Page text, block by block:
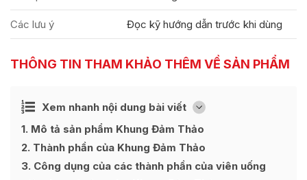
Các lưu ý Đọc kỹ hướng dẫn trước khi dùng
THÔNG TIN THAM KHẢO THÊM VỀ SẢN PHẨM
Xem nhanh nội dung bài viết [
Ẩn
1 Mô tả sản phẩm Khung Đảm Thảo
2 Thành phần của Khung Đảm Thảo
3 Công dụng của các thành phần của viên uống